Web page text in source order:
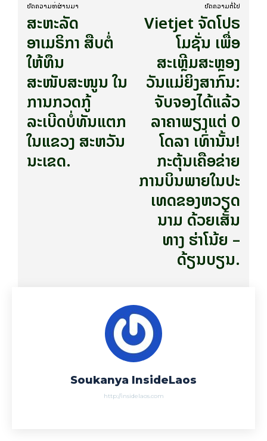
ບົດ​ຄວາມ​ທີ່​ຜ່ານ​ມາ
ສະຫະລັດ
ອາເມຣິກາ ສືບຕໍ່
ໃຫ້ທຶນ
ສະໜັບສະໜູນ ໃນ
ການກວດກູ້
ລະເບີດບໍ່ທັນແຕກ
ໃນແຂວງ ສະຫວັນ
ນະເຂດ.
ບົດ​ຄວາມ​ຕໍ່​ໄປ
Vietjet ຈັດໂປຣ
ໂມຊັ່ນ ເພື່ອ
ສະເຫຼີມສະຫຼອງ
ວັນແມ່ຍິງສາກົນ:
ຈັບຈອງໄດ້ແລ້ວ
ລາຄາພຽງແຕ່ 0
ໂດລາ ເທົ່ານັ້ນ!​
ກະຕຸ້ນເຄືອ​ຂ່າຍ​
ການ​ບິນ​ພາຍ​ໃນ​ປະ​
ເທດ​ຂອງ​ຫວຽດ​
ນາມ ດ້ວຍ​ເສັ້ນ​
ທາງ ຮ່າ​ໂນ້ຍ –
ດ້ຽນ​ບຽນ.
Soukanya InsideLaos
http://insidelaos.com